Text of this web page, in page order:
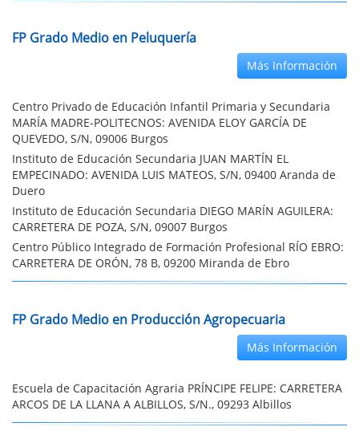
FP Grado Medio en Peluquería
Más Información
Centro Privado de Educación Infantil Primaria y Secundaria
MARÍA MADRE-POLITECNOS: AVENIDA ELOY GARCÍA DE
QUEVEDO, S/N, 09006 Burgos
Instituto de Educación Secundaria JUAN MARTÍN EL
EMPECINADO: AVENIDA LUIS MATEOS, S/N, 09400 Aranda de
Duero
Instituto de Educación Secundaria DIEGO MARÍN AGUILERA:
CARRETERA DE POZA, S/N, 09007 Burgos
Centro Público Integrado de Formación Profesional RÍO EBRO:
CARRETERA DE ORÓN, 78 B, 09200 Miranda de Ebro
FP Grado Medio en Producción Agropecuaria
Más Información
Escuela de Capacitación Agraria PRÍNCIPE FELIPE: CARRETERA
ARCOS DE LA LLANA A ALBILLOS, S/N., 09293 Albillos